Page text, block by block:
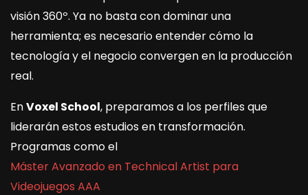
visión 360º. Ya no basta con dominar una
herramienta; es necesario entender cómo la
tecnología y el negocio convergen en la producción
real.
EnVoxel School, preparamos a los perfiles que
liderarán estos estudios en transformación.
Programas como el
Máster Avanzado en Technical Artist para
Videojuegos AAA